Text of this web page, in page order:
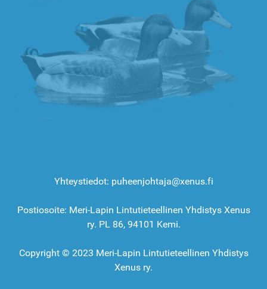
Yhteystiedot: puheenjohtaja@xenus.fi
Postiosoite: Meri-Lapin Lintutieteellinen Yhdistys Xenus
ry. PL 86, 94101 Kemi.
Copyright © 2023 Meri-Lapin Lintutieteellinen Yhdistys
Xenus ry.